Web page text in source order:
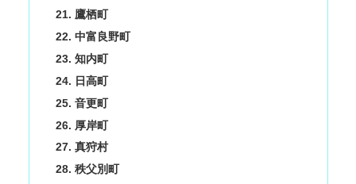
鷹栖町
中富良野町
知内町
日高町
音更町
厚岸町
真狩村
秩父別町